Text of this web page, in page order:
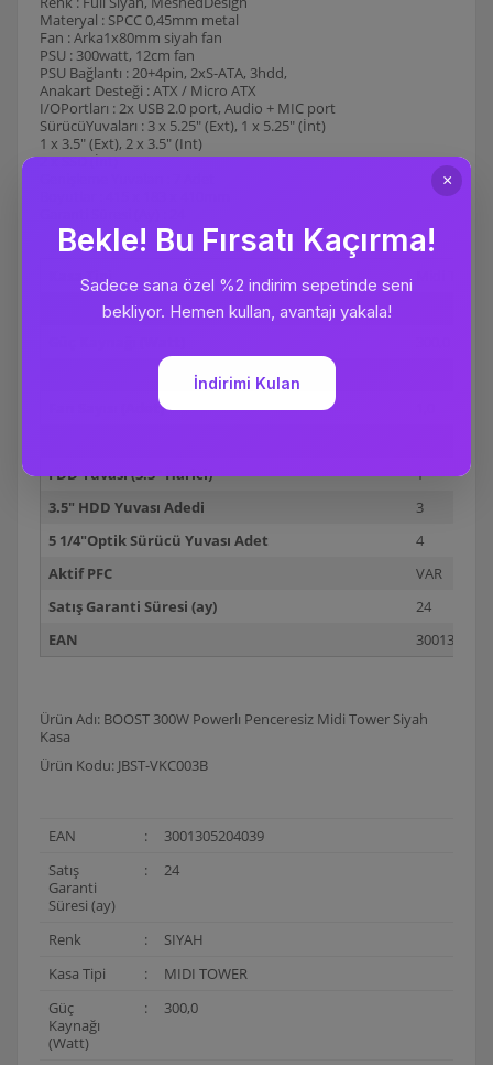
Materyal : SPCC 0,45mm metal
Fan : Arka1x80mm siyah fan
PSU : 300watt, 12cm fan
PSU Bağlantı : 20+4pin, 2xS-ATA, 3hdd,
Anakart Desteği : ATX / Micro ATX
I/OPortları : 2x USB 2.0 port, Audio + MIC port
SürücüYuvaları : 3 x 5.25" (Ext), 1 x 5.25" (İnt)
1 x 3.5" (Ext), 2 x 3.5" (Int)
2 x SSD (İnt)
Kasa Tipi
Fan Sayısı (Adet)
FDD Yuvası (3.5" Harici)
1
3.5" HDD Yuvası Adedi
3
5 1/4"Optik Sürücü Yuvası Adet
4
Aktif PFC
VAR
Satış Garanti Süresi (ay)
24
EAN
Ürün Adı: BOOST 300W Powerlı Penceresiz Midi Tower Siyah
Kasa
Ürün Kodu: JBST-VKC003B
EAN :
3001305204039
Satış
Garanti
Süresi (ay)
: 24
Renk :
SIYAH
Kasa Tipi
:
MIDI TOWER
Güç
Kaynağı
(Watt)
: 300,0